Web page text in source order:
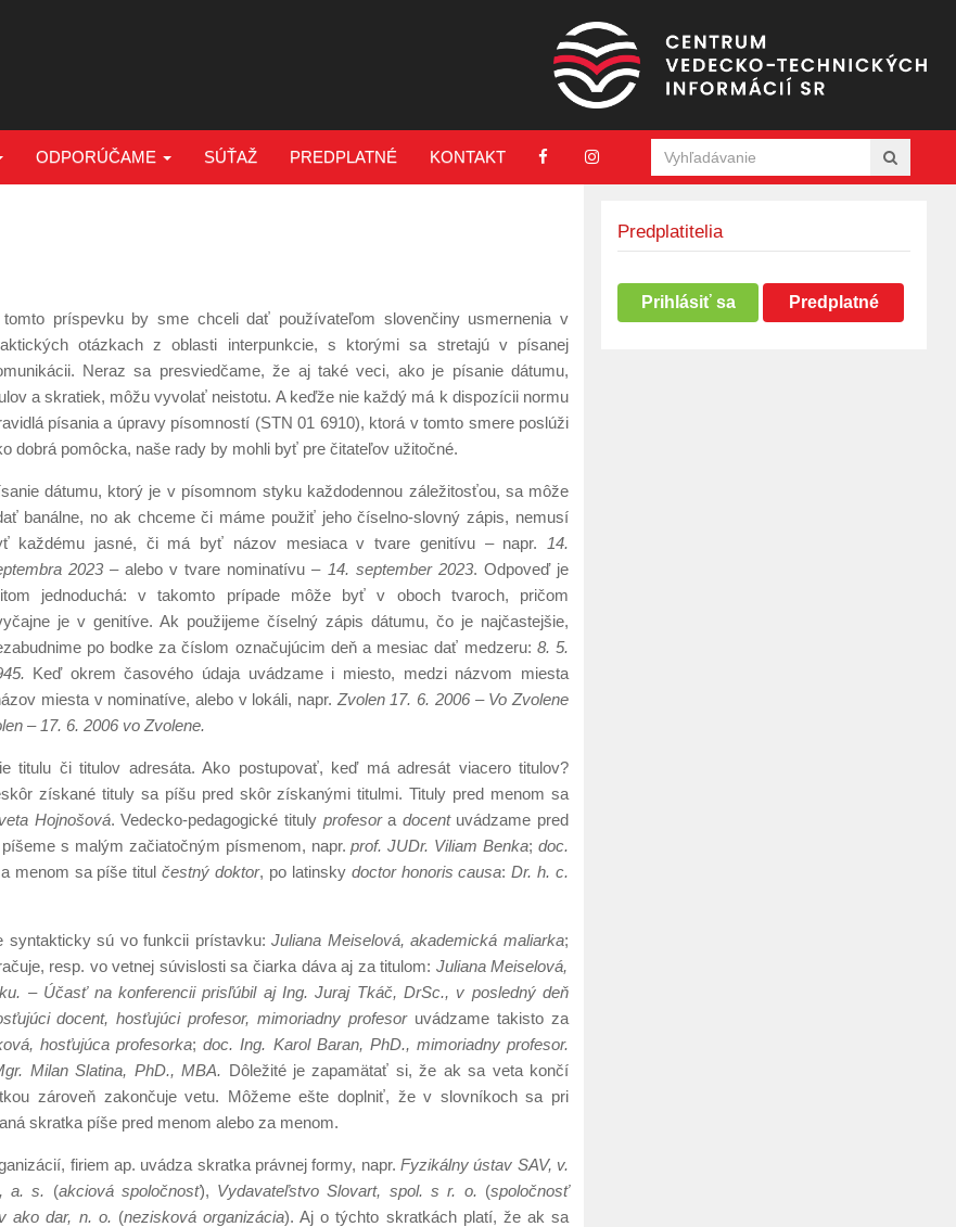
ODPORÚČAME SÚŤAŽ PREDPLATNÉ KONTAKT
príspevku by sme chceli dať používateľom slovenčiny usmernenia v
otázkach z oblasti interpunkcie, s ktorými sa stretajú v písanej
Neraz sa presviedčame, že aj také veci, ako je písanie dátumu,
a skratiek, môžu vyvolať neistotu. A keďže nie každý má k dispozícii normu
písania a úpravy písomností (STN 01 6910), ktorá v tomto smere poslúži
dobrá pomôcka, naše rady by mohli byť pre čitateľov užitočné.
dátumu, ktorý je v písomnom styku každodennou záležitosťou, sa môže
banálne, no ak chceme či máme použiť jeho číselno-slovný zápis, nemusí
každému jasné, či má byť názov mesiaca v tvare genitívu – napr.
14.
2023 – alebo v tvare nominatívu – 14. september 2023. Odpoveď je
jednoduchá: v takomto prípade môže byť v oboch tvaroch, pričom
je v genitíve. Ak použijeme číselný zápis dátumu, čo je najčastejšie,
po bodke za číslom označujúcim deň a mesiac dať medzeru: 8. 5.
Keď okrem časového údaja uvádzame i miesto, medzi názvom miesta
miesta v nominatíve, alebo v lokáli, napr. Zvolen 17. 6. 2006 – Vo Zvolene
– 17. 6. 2006 vo Zvolene.
titulu či titulov adresáta. Ako postupovať, keď má adresát viacero titulov?
získané tituly sa píšu pred skôr získanými titulmi. Tituly pred menom sa
Hojnošová. Vedecko-pedagogické tituly profesora docent uvádzame pred
s malým začiatočným písmenom, napr.prof. JUDr. Viliam Benka; doc.
menom sa píše titulčestný doktor, po latinsky doctor honoris causa:Dr. h. c.
syntakticky sú vo funkcii prístavku:Juliana Meiselová, akademická maliarka;
resp. vo vetnej súvislosti sa čiarka dáva aj za titulom: Juliana Meiselová,
– Účasť na konferencii prisľúbil aj Ing. Juraj Tkáč, DrSc., v posledný deň
docent, hosťujúci profesor, mimoriadny profesor uvádzame takisto za
hosťujúca profesorka;doc. Ing. Karol Baran, PhD., mimoriadny profesor.
Milan Slatina, PhD., MBA. Dôležité je zapamätať si, že ak sa veta končí
zároveň zakončuje vetu. Môžeme ešte doplniť, že v slovníkoch sa pri
skratka píše pred menom alebo za menom.
firiem ap. uvádza skratka právnej formy, napr. Fyzikálny ústav SAV, v.
a. s. (akciová spoločnosť), Vydavateľstvo Slovart, spol. s r. o. (spoločnosť
ako dar, n. o. (nezisková organizácia). Aj o týchto skratkách platí, že ak sa
Predplatitelia
Prihlásiť sa Predplatné